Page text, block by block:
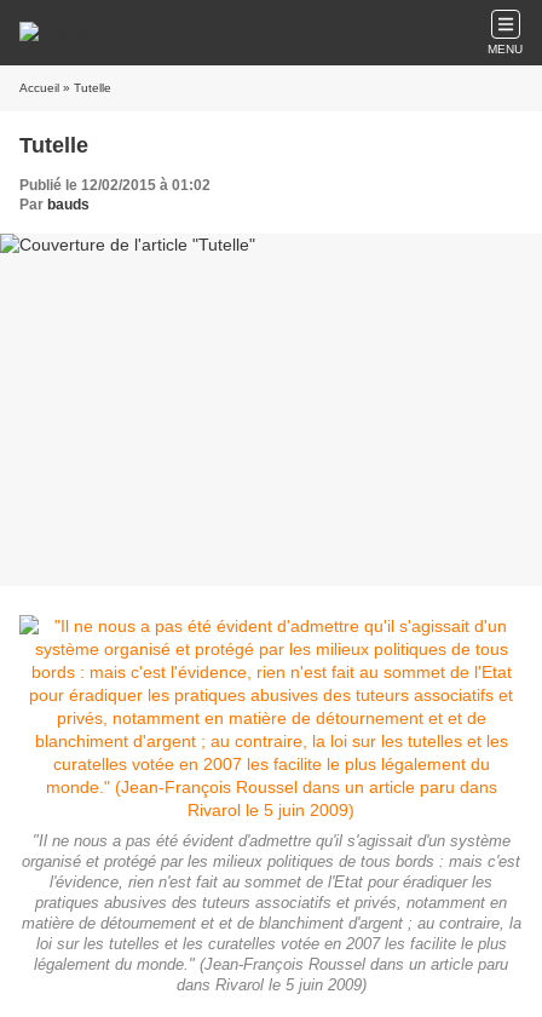
MENU
Accueil » Tutelle
Tutelle
Publié le 12/02/2015 à 01:02
Par bauds
"Il ne nous a pas été évident d'admettre qu'il s'agissait d'un système
organisé et protégé par les milieux politiques de tous bords : mais c'est
l'évidence, rien n'est fait au sommet de l'Etat pour éradiquer les
pratiques abusives des tuteurs associatifs et privés, notamment en
matière de détournement et et de blanchiment d'argent ; au contraire, la
loi sur les tutelles et les curatelles votée en 2007 les facilite le plus
légalement du monde." (Jean-François Roussel dans un article paru
dans Rivarol le 5 juin 2009)